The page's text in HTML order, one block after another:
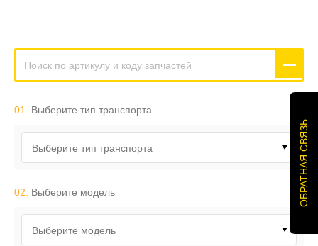
01. Выберите тип транспорта
Выберите тип транспорта
02. Выберите модель
Выберите модель
ОБРАТНАЯ СВЯЗЬ